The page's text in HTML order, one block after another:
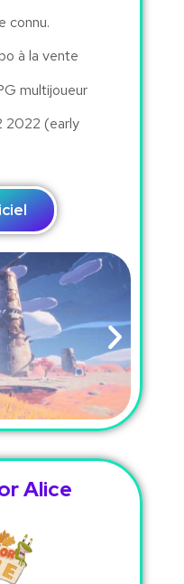
connu.
à la vente
multijoueur
(early
Alice